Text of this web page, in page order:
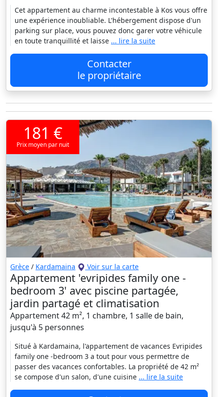
Cet appartement au charme incontestable à Kos vous offre
une expérience inoubliable. L'hébergement dispose d'un
parking sur place, vous pouvez donc garer votre véhicule
en toute tranquillité et laisse ... lire la suite
Contacter
le propriétaire
181 €
Prix moyen par nuit
Grèce / Kardamaina Voir sur la carte
Appartement 'evripides family one -
bedroom 3' avec piscine partagée,
jardin partagé et climatisation
Appartement 42 m², 1 chambre, 1 salle de bain,
jusqu'à 5 personnes
Situé à Kardamaina, l'appartement de vacances Evripides
family one -bedroom 3 a tout pour vous permettre de
passer des vacances confortables. La propriété de 42 m²
se compose d'un salon, d'une cuisine ... lire la suite